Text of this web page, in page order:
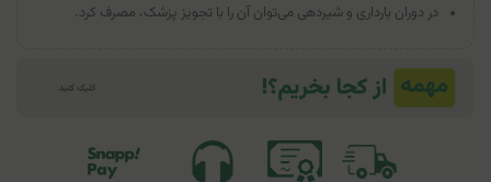
در دوران بارداری و شیردهی می‌توان آن را با تجویز پزشک، مصرف کرد.